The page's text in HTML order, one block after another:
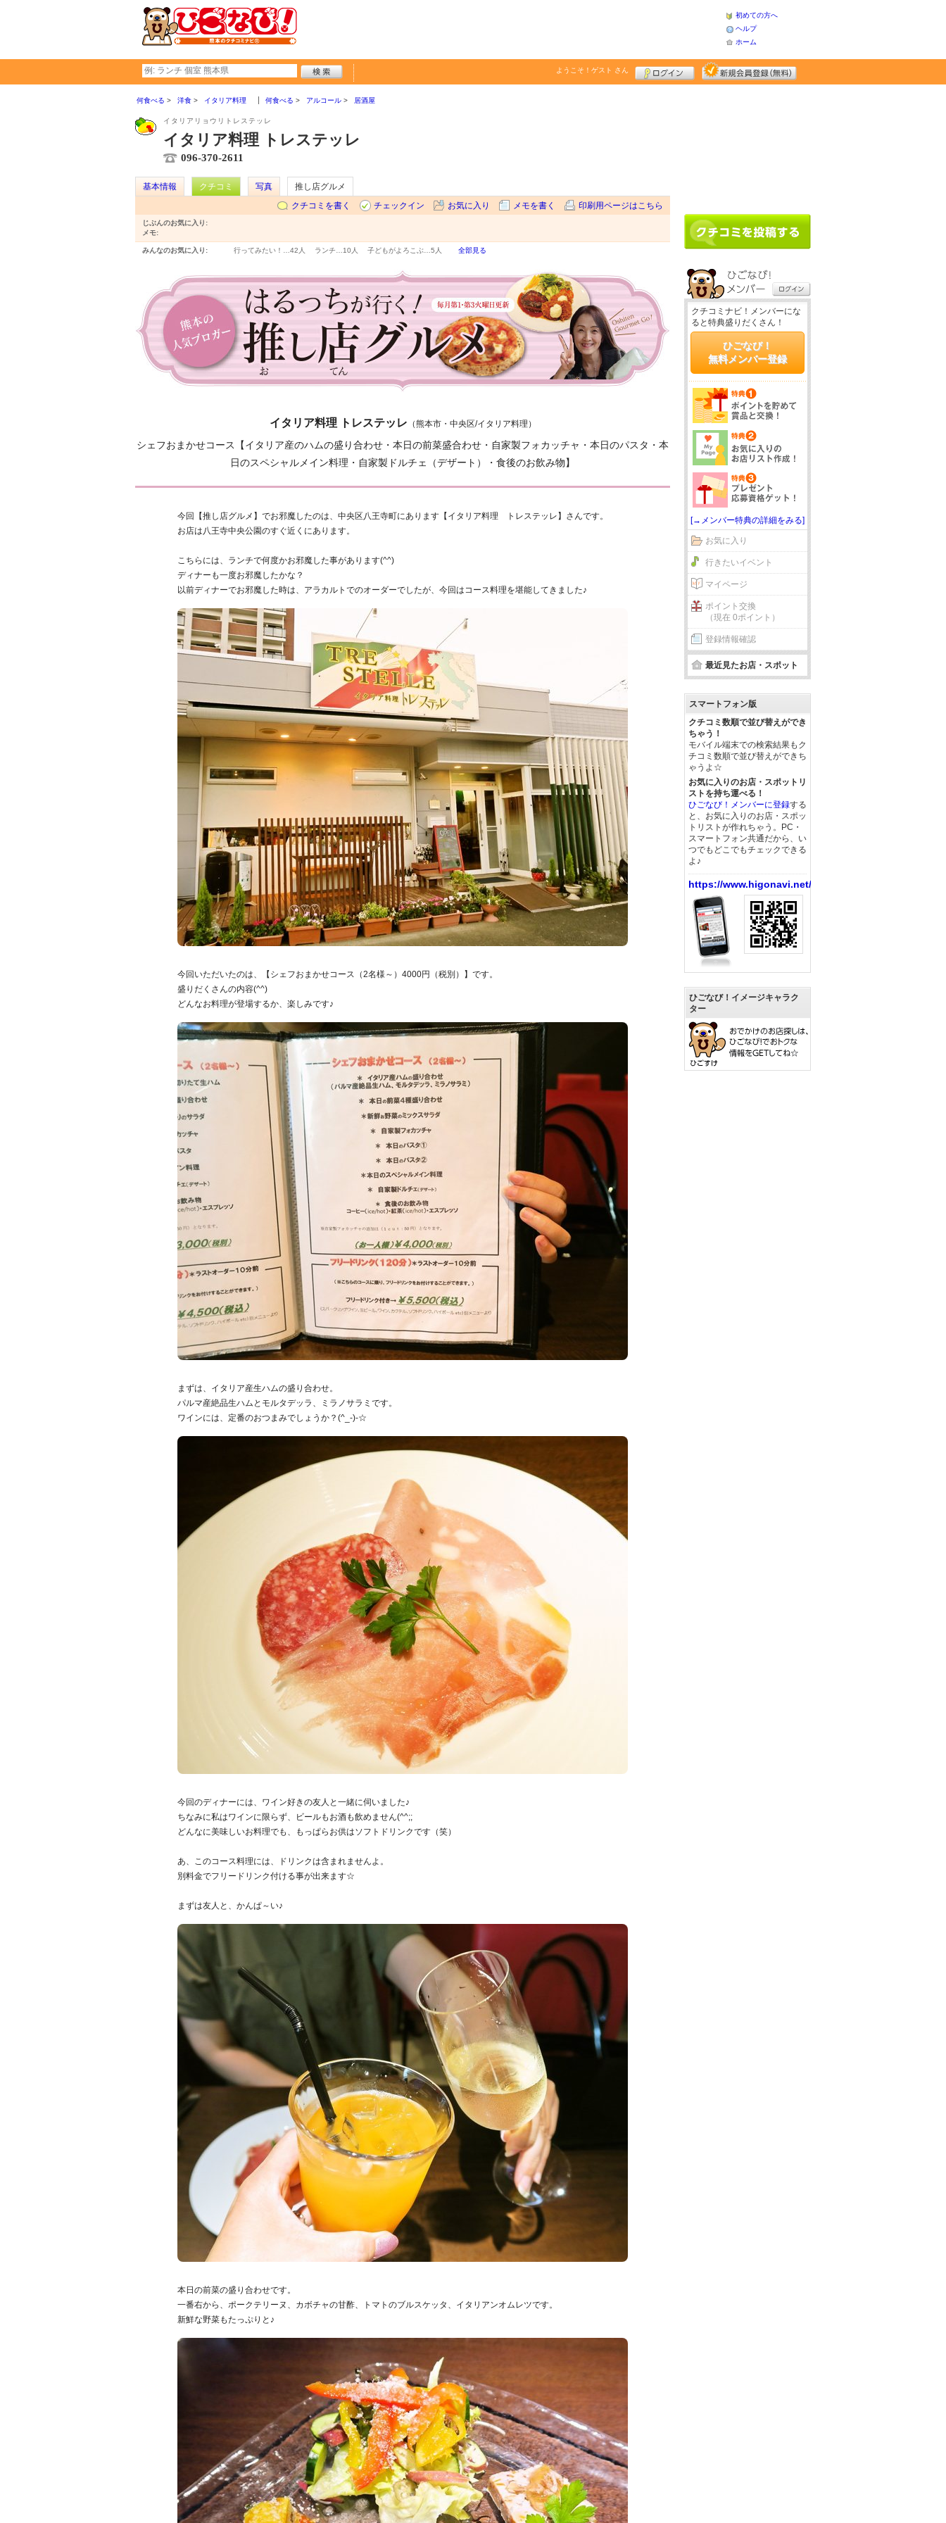
初めての方へ
ヘルプ
ホーム
ようこそ！ ゲスト さん
何食べる 洋食 イタリア料理 何食べる アルコール 居酒屋
イタリアリョウリトレステッレ
イタリア料理 トレステッレ
096-370-2611
基本情報 クチコミ 写真
推し店グルメ
クチコミを書く
チェックイン お気に入り メモを書く 印刷用ページはこちら
じぶんのお気に入り:
メモ:
みんなのお気に入り: 行ってみたい！… 42人 ランチ… 10人 子どもがよろこぶ… 5人 全部見る
イタリア料理 トレステッレ （熊本市・中央区/イタリア料理）
シェフおまかせコース【イタリア産のハムの盛り合わせ・本日の前菜盛合わせ・自家製フォカッチャ・本日のパスタ・本
日のスペシャルメイン料理・自家製ドルチェ（デザート）・食後のお飲み物】
今回【推し店グルメ】でお邪魔したのは、中央区八王寺町にあります【イタリア料理 トレステッレ】さんです。
お店は八王寺中央公園のすぐ近くにあります。
こちらには、ランチで何度かお邪魔した事があります(^^)
ディナーも一度お邪魔したかな？
以前ディナーでお邪魔した時は、アラカルトでのオーダーでしたが、今回はコース料理を堪能してきました♪
今回いただいたのは、【シェフおまかせコース（2名様～）4000円（税別）】です。
盛りだくさんの内容(^^)
どんなお料理が登場するか、楽しみです♪
まずは、イタリア産生ハムの盛り合わせ。
パルマ産絶品生ハムとモルタデッラ、ミラノサラミです。
ワインには、定番のおつまみでしょうか？(^_-)-☆
今回のディナーには、ワイン好きの友人と一緒に伺いました♪
ちなみに私はワインに限らず、ビールもお酒も飲めません(^^;;
どんなに美味しいお料理でも、もっぱらお供はソフトドリンクです（笑）
あ、このコース料理には、ドリンクは含まれませんよ。
別料金でフリードリンク付ける事が出来ます☆
まずは友人と、かんぱ～い♪
本日の前菜の盛り合わせです。
一番右から、ポークテリーヌ、カボチャの甘酢、トマトのブルスケッタ、イタリアンオムレツです。
新鮮な野菜もたっぷりと♪
クチコミナビ！メンバーにな
ると特典盛りだくさん！
ひごなび！
無料メンバー登録
[→メンバー特典の詳細をみる]
お気に入り
行きたいイベント
マイページ
ポイント交換
（現在 0ポイント）
登録情報確認
最近見たお店・スポット
スマートフォン版
クチコミ数順で並び替えができ
ちゃう！
モバイル端末での検索結果もク
チコミ数順で並び替えができち
ゃうよ☆
お気に入りのお店・スポットリ
ストを持ち運べる！
ひごなび！メンバーに登録する
と、お気に入りのお店・スポッ
トリストが作れちゃう。PC・
スマートフォン共通だから、い
つでもどこでもチェックできる
よ♪
https://www.higonavi.net/
ひごなび！イメージキャラク
ター